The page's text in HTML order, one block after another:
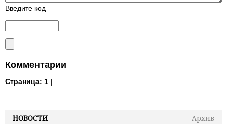
НОВОСТИ
Архив
Введите код
Комментарии
Страница: 1 |